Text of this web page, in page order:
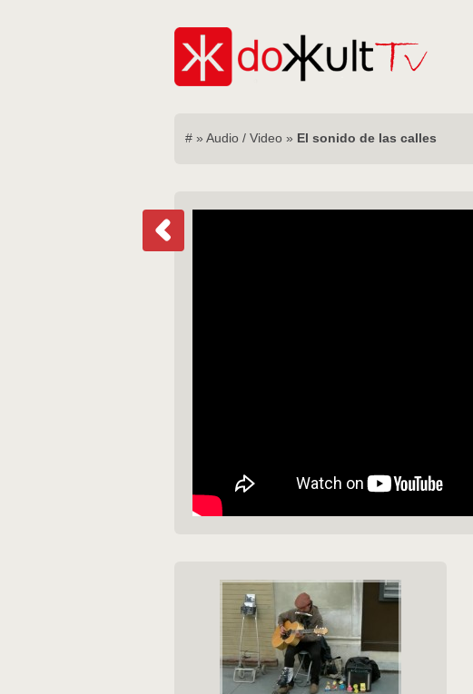
# » Audio / Video » El sonido de las calles